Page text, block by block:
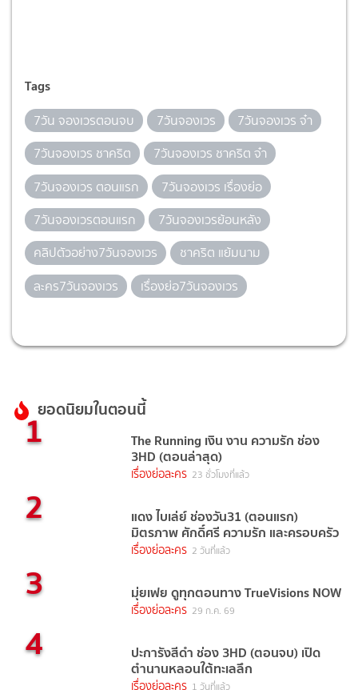
Tags
7วัน จองเวรตอนจบ 7วันจองเวร
7วันจองเวร จ๋า
7วันจองเวร ชาคริต
7วันจองเวร ชาคริต จ๋า
7วันจองเวร ตอนแรก
7วันจองเวร เรื่องย่อ
7วันจองเวรตอนแรก
7วันจองเวรย้อนหลัง
คลิปตัวอย่าง7วันจองเวร
ชาคริต แย้มนาม
ละคร7วันจองเวร
เรื่องย่อ7วันจองเวร
ยอดนิยมในตอนนี้
1 The Running เงิน งาน ความรัก ช่อง
3HD (ตอนล่าสุด)
เรื่องย่อละคร 23 ชั่วโมงที่แล้ว
2 แดง ไบเล่ย์ ช่องวัน31 (ตอนแรก)
มิตรภาพ ศักดิ์ศรี ความรัก และครอบครัว
เรื่องย่อละคร 2 วันที่แล้ว
3 มุ่ยเฟย ดูทุกตอนทาง TrueVisions NOW
เรื่องย่อละคร 29 ก.ค. 69
4 ปะการังสีดำ ช่อง 3HD (ตอนจบ) เปิด
ตำนานหลอนใต้ทะเลลึก
เรื่องย่อละคร 1 วันที่แล้ว